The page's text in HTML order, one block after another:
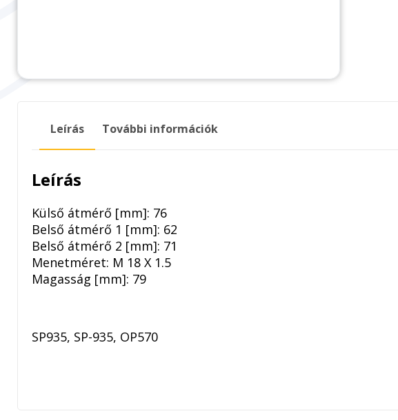
Leírás További információk
Leírás
Külső átmérő [mm]: 76
Belső átmérő 1 [mm]: 62
Belső átmérő 2 [mm]: 71
Menetméret: M 18 X 1.5
Magasság [mm]: 79
SP935, SP-935, OP570